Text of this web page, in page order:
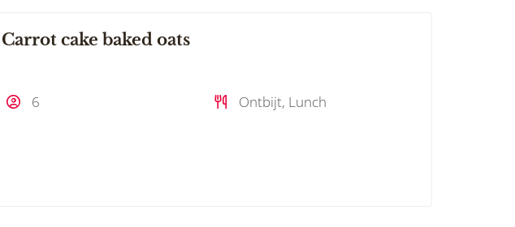
Carrot cake baked oats
6 Ontbijt, Lunch